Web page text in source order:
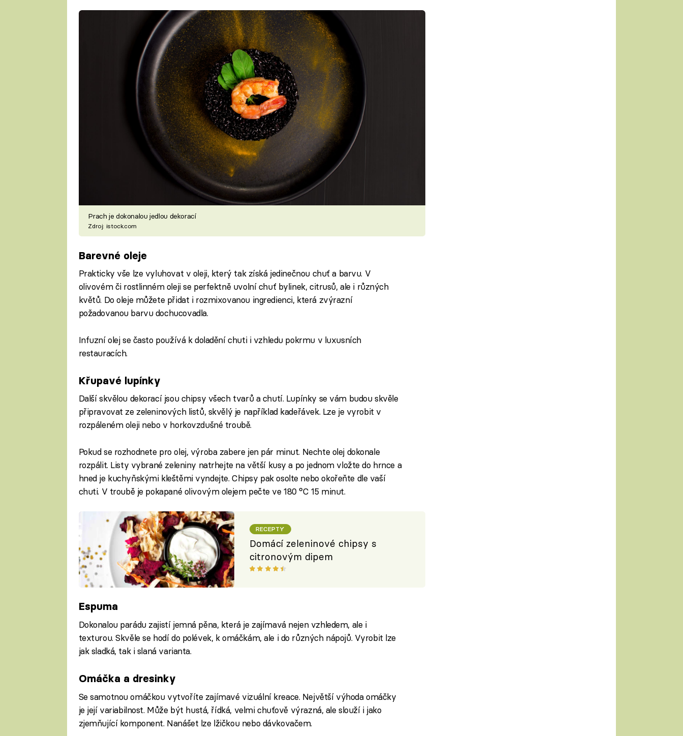
Prach je dokonalou jedlou dekorací
Zdroj: istock.com
Barevné oleje
Prakticky vše lze vyluhovat v oleji, který tak získá jedinečnou chuť a barvu. V
olivovém či rostlinném oleji se perfektně uvolní chuť bylinek, citrusů, ale i různých
květů. Do oleje můžete přidat i rozmixovanou ingredienci, která zvýrazní
požadovanou barvu dochucovadla.
Infuzní olej se často používá k doladění chuti i vzhledu pokrmu v luxusních
restauracích.
Křupavé lupínky
Další skvělou dekorací jsou chipsy všech tvarů a chutí. Lupínky se vám budou skvěle
připravovat ze zeleninových listů, skvělý je například kadeřávek. Lze je vyrobit v
rozpáleném oleji nebo v horkovzdušné troubě.
Pokud se rozhodnete pro olej, výroba zabere jen pár minut. Nechte olej dokonale
rozpálit. Listy vybrané zeleniny natrhejte na větší kusy a po jednom vložte do hrnce a
hned je kuchyňskými kleštěmi vyndejte. Chipsy pak osolte nebo okořeňte dle vaší
chuti. V troubě je pokapané olivovým olejem pečte ve 180 °C 15 minut.
RECEPTY
Domácí zeleninové chipsy s
citronovým dipem
Espuma
Dokonalou parádu zajistí jemná pěna, která je zajímavá nejen vzhledem, ale i
texturou. Skvěle se hodí do polévek, k omáčkám, ale i do různých nápojů. Vyrobit lze
jak sladká, tak i slaná varianta.
Omáčka a dresinky
Se samotnou omáčkou vytvoříte zajímavé vizuální kreace. Největší výhoda omáčky
je její variabilnost. Může být hustá, řídká, velmi chuťově výrazná, ale slouží i jako
zjemňující komponent. Nanášet lze lžičkou nebo dávkovačem.